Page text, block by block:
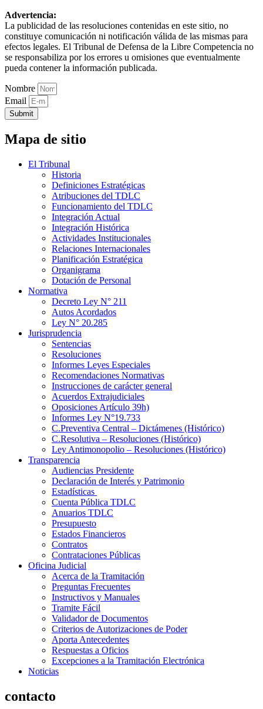
Advertencia:
La publicidad de las resoluciones contenidas en este sitio, no
constituye comunicación ni notificación válida de las mismas para
efectos legales. El Tribunal de Defensa de la Libre Competencia no
se responsabiliza por los errores u omisiones que eventualmente
pueda contener la información publicada.
Nombre
Email
Submit
Mapa de sitio
El Tribunal
Historia
Definiciones Estratégicas
Atribuciones del TDLC
Funcionamiento del TDLC
Integración Actual
Integración Histórica
Actividades Institucionales
Relaciones Internacionales
Planificación Estratégica
Organigrama
Dotación de Personal
Normativa
Decreto Ley N° 211
Autos Acordados
Ley N° 20.285
Jurisprudencia
Sentencias
Resoluciones
Informes Leyes Especiales
Recomendaciones Normativas
Instrucciones de carácter general
Acuerdos Extrajudiciales
Oposiciones Artículo 39h)
Informes Ley N°19.733
C.Preventiva Central – Dictámenes (Histórico)
C.Resolutiva – Resoluciones (Histórico)
Ley Antimonopolio – Resoluciones (Histórico)
Transparencia
Audiencias Presidente
Declaración de Interés y Patrimonio
Estadísticas
Cuenta Pública TDLC
Anuarios TDLC
Presupuesto
Estados Financieros
Contratos
Contrataciones Públicas
Oficina Judicial
Acerca de la Tramitación
Preguntas Frecuentes
Instructivos y Manuales
Tramite Fácil
Validador de Documentos
Criterios de Autorizaciones de Poder
Aporta Antecedentes
Respuestas a Oficios
Excepciones a la Tramitación Electrónica
Noticias
contacto